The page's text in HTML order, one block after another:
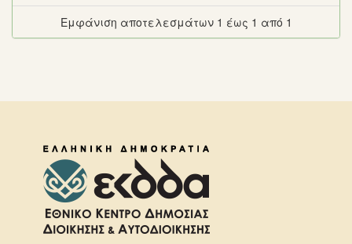
Εμφάνιση αποτελεσμάτων 1 έως 1 από 1